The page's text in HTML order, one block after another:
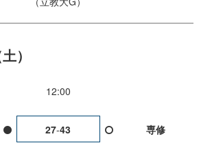
）
12:00
27-43 専修